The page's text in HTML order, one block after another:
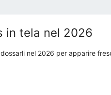
in tela nel 2026
nel 2026 per apparire